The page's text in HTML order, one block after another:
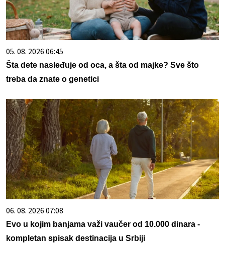
05. 08. 2026 06:45
Šta dete nasleđuje od oca, a šta od majke? Sve što
treba da znate o genetici
06. 08. 2026 07:08
Evo u kojim banjama važi vaučer od 10.000 dinara -
kompletan spisak destinacija u Srbiji